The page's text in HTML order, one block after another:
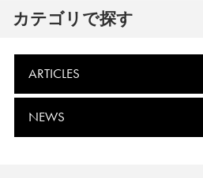
カテゴリで探す
ARTICLES
NEWS